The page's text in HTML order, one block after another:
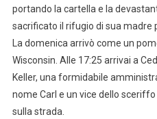
portando la cartella e la
sacrificato il rifugio di sua madre
La domenica arrivò come un
Wisconsin. Alle 17:25 arrivai a
Keller, una formidabile
nome Carl e un vice dello
sulla strada.